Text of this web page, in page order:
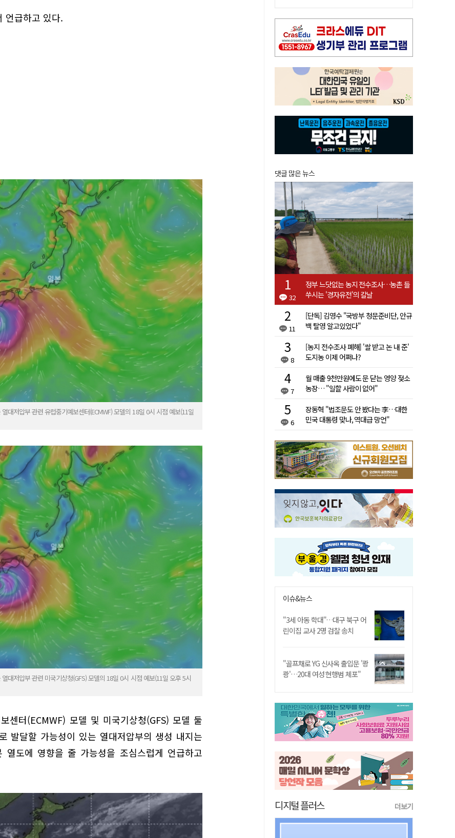
언급하고 있다.
대저압부 관련 유럽중기예보센터(ECMWF) 모델의 18일 0시 시점 예보(11일
대저압부 관련 미국기상청(GFS) 모델의 18일 0시 시점 예보(11일 오후 5시
센터(ECMWF) 모델 및 미국기상청(GFS) 모델 둘
발달할 가능성이 있는 열대저압부의 생성 내지는
도에 영향을 줄 가능성을 조심스럽게 언급하고
댓글 많은 뉴스
32
정부 느닷없는 농지 전수조사…농촌 들
쑤시는 '경자유전'의 칼날
11
[단독] 김영수 "국방부 청문준비단, 안규
백 탈영 알고있었다"
8
[농지 전수조사 폐해] '쌀 받고 논 내 준'
도지농 이제 어쩌나?
7
월 매출 9천만원에도 문 닫는 영양 젖소
농장… "일할 사람이 없어"
6
장동혁 "법조문도 안 봤다는 李…대한
민국 대통령 맞나, 역대급 망언"
이슈&뉴스
"3세 아동 학대"…대구 북구 어
린이집 교사 2명 검찰 송치
"골프채로 YG 신사옥 출입문 '쾅
쾅'…20대 여성 현행범 체포"
디지털 플러스 더보기